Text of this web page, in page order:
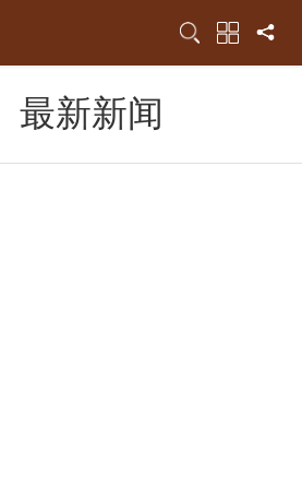
最新新闻